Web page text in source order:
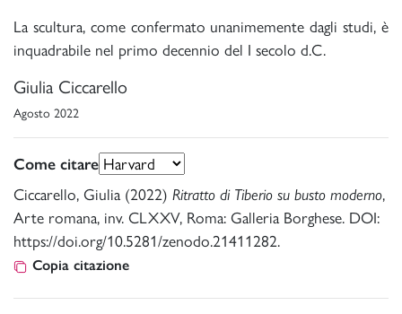
La scultura, come confermato unanimemente dagli studi, è
inquadrabile nel primo decennio del I secolo d.C.
Giulia Ciccarello
Agosto 2022
Come citare
Ciccarello, Giulia (2022) Ritratto di Tiberio su busto moderno,
Arte romana, inv. CLXXV, Roma: Galleria Borghese. DOI:
https://doi.org/10.5281/zenodo.21411282.
Copia citazione